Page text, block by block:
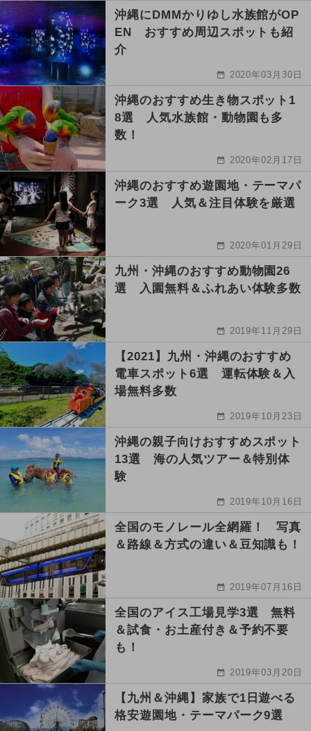
沖縄にDMMかりゆし水族館がOP
EN おすすめ周辺スポットも紹
介
2020年03月30日
沖縄のおすすめ生き物スポット1
8選 人気水族館・動物園も多
数！
2020年02月17日
沖縄のおすすめ遊園地・テーマパ
ーク3選 人気＆注目体験を厳選
2020年01月29日
九州・沖縄のおすすめ動物園26
選 入園無料＆ふれあい体験多数
2019年11月29日
【2021】九州・沖縄のおすすめ
電車スポット6選 運転体験＆入
場無料多数
2019年10月23日
沖縄の親子向けおすすめスポット
13選 海の人気ツアー＆特別体
験
2019年10月16日
全国のモノレール全網羅！ 写真
＆路線＆方式の違い＆豆知識も！
2019年07月16日
全国のアイス工場見学3選 無料
＆試食・お土産付き＆予約不要
も！
2019年03月20日
【九州＆沖縄】家族で1日遊べる
格安遊園地・テーマパーク9選